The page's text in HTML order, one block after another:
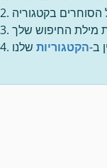
הסוחרים בקטגוריה
מילת החיפוש שלך
ב-הקטגוריות שלנו